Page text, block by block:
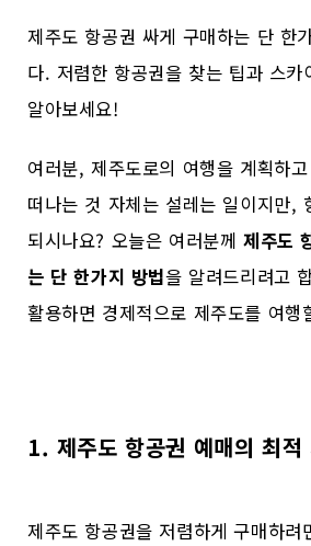
제주도 항공권 싸게 구매하는 단 한
다. 저렴한 항공권을 찾는 팁과 스카
알아보세요!
여러분, 제주도로의 여행을 계획하
떠나는 것 자체는 설레는 일이지만,
되시나요? 오늘은 여러분께제주도
는 단 한가지 방법을 알려드리려고
활용하면 경제적으로 제주도를 여행
1. 제주도 항공권 예매의 최적
제주도 항공권을 저렴하게 구매하려